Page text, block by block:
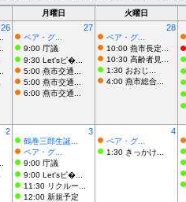
月曜日 火曜日
26 27
ペア・グ...
9:00 庁議
9:30 Let'sピ�...
5:00 燕市交通...
5:00 燕市交通...
6:00 燕市交通...
28
ペア・グ...
10:00 燕市長定...
10:30 高齢者見...
1:30 おおじ...
4:00 燕市総合...
2 3
鶴巻三郎生誕...
ペア・グ...
9:00 庁議
9:00 Let'sピ�...
11:30 リクルー...
12:00 新規予定
4
ペア・グ...
1:30 きっかけ...